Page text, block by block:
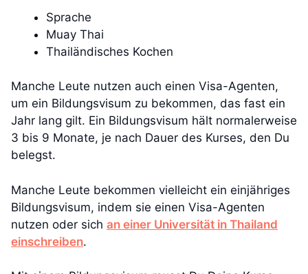
Sprache
Muay Thai
Thailändisches Kochen
Manche Leute nutzen auch einen Visa-Agenten,
um ein Bildungsvisum zu bekommen, das fast ein
Jahr lang gilt. Ein Bildungsvisum hält normalerweise
3 bis 9 Monate, je nach Dauer des Kurses, den Du
belegst.
Manche Leute bekommen vielleicht ein einjähriges
Bildungsvisum, indem sie einen Visa-Agenten
nutzen oder sich an einer Universität in Thailand
einschreiben.